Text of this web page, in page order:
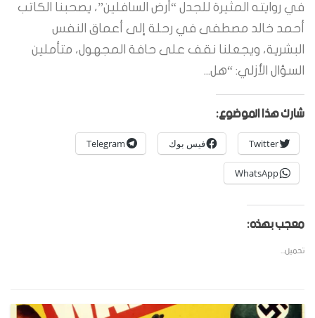
في روايته المثيرة للجدل “أرض السافلين”، يصحبنا الكاتب
أحمد خالد مصطفى في رحلة إلى أعماق النفس
البشرية، ويجعلنا نقف على حافة المجهول، متأملين
السؤال الأزلي: “هل...
شارك هذا الموضوع:
Twitter فيس بوك Telegram
WhatsApp
معجب بهذه:
تحميل...